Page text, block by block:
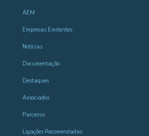
AEM
Empresas Emitentes
Notícias
Documentação
Destaques
Associados
Parceiros
Ligações Recomendadas